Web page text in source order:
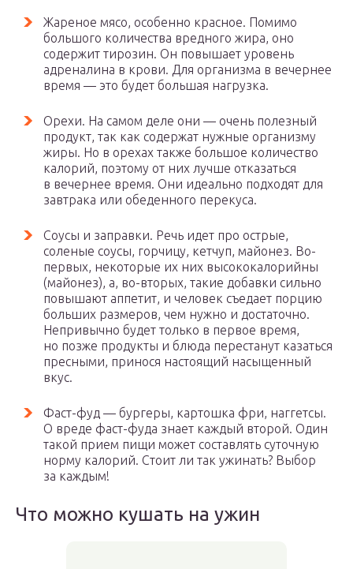
Жареное мясо, особенно красное. Помимо
большого количества вредного жира, оно
содержит тирозин. Он повышает уровень
адреналина в крови. Для организма в вечернее
время — это будет большая нагрузка.
Орехи. На самом деле они — очень полезный
продукт, так как содержат нужные организму
жиры. Но в орехах также большое количество
калорий, поэтому от них лучше отказаться
в вечернее время. Они идеально подходят для
завтрака или обеденного перекуса.
Соусы и заправки. Речь идет про острые,
соленые соусы, горчицу, кетчуп, майонез. Во-
первых, некоторые их них высококалорийны
(майонез), а, во-вторых, такие добавки сильно
повышают аппетит, и человек съедает порцию
больших размеров, чем нужно и достаточно.
Непривычно будет только в первое время,
но позже продукты и блюда перестанут казаться
пресными, принося настоящий насыщенный
вкус.
Фаст-фуд — бургеры, картошка фри, наггетсы.
О вреде фаст-фуда знает каждый второй. Один
такой прием пищи может составлять суточную
норму калорий. Стоит ли так ужинать? Выбор
за каждым!
Что можно кушать на ужин